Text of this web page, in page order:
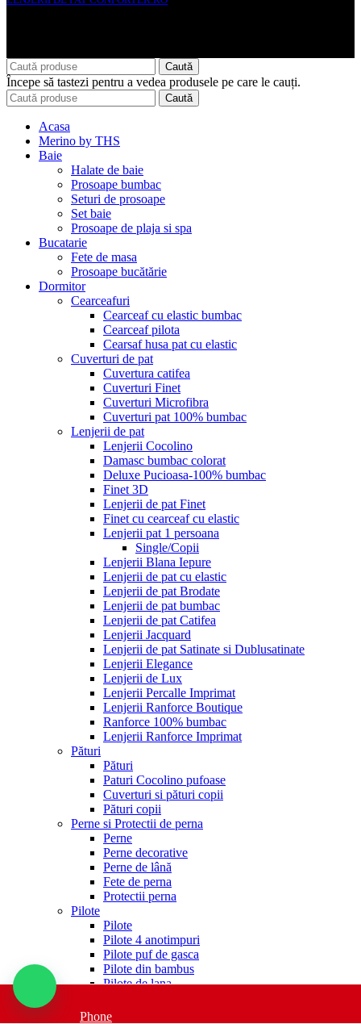
Caută
Începe să tastezi pentru a vedea produsele pe care le cauți.
Caută
Acasa
Merino by THS
Baie
Halate de baie
Prosoape bumbac
Seturi de prosoape
Set baie
Prosoape de plaja si spa
Bucatarie
Fete de masa
Prosoape bucătărie
Dormitor
Cearceafuri
Cearceaf cu elastic bumbac
Cearceaf pilota
Cearsaf husa pat cu elastic
Cuverturi de pat
Cuvertura catifea
Cuverturi Finet
Cuverturi Microfibra
Cuverturi pat 100% bumbac
Lenjerii de pat
Lenjerii Cocolino
Damasc bumbac colorat
Deluxe Pucioasa-100% bumbac
Finet 3D
Lenjerii de pat Finet
Finet cu cearceaf cu elastic
Lenjerii pat 1 persoana
Single/Copii
Lenjerii Blana Iepure
Lenjerii de pat cu elastic
Lenjerii de pat Brodate
Lenjerii de pat bumbac
Lenjerii de pat Catifea
Lenjerii Jacquard
Lenjerii de pat Satinate si Dublusatinate
Lenjerii Elegance
Lenjerii de Lux
Lenjerii Percalle Imprimat
Lenjerii Ranforce Boutique
Ranforce 100% bumbac
Lenjerii Ranforce Imprimat
Pături
Pături
Paturi Cocolino pufoase
Cuverturi si pături copii
Pături copii
Perne si Protectii de perna
Perne
Perne decorative
Perne de lână
Fete de perna
Protectii perna
Pilote
Pilote
Pilote 4 anotimpuri
Pilote puf de gasca
Pilote din bambus
Pilote de lana
Pilote premium
Phone